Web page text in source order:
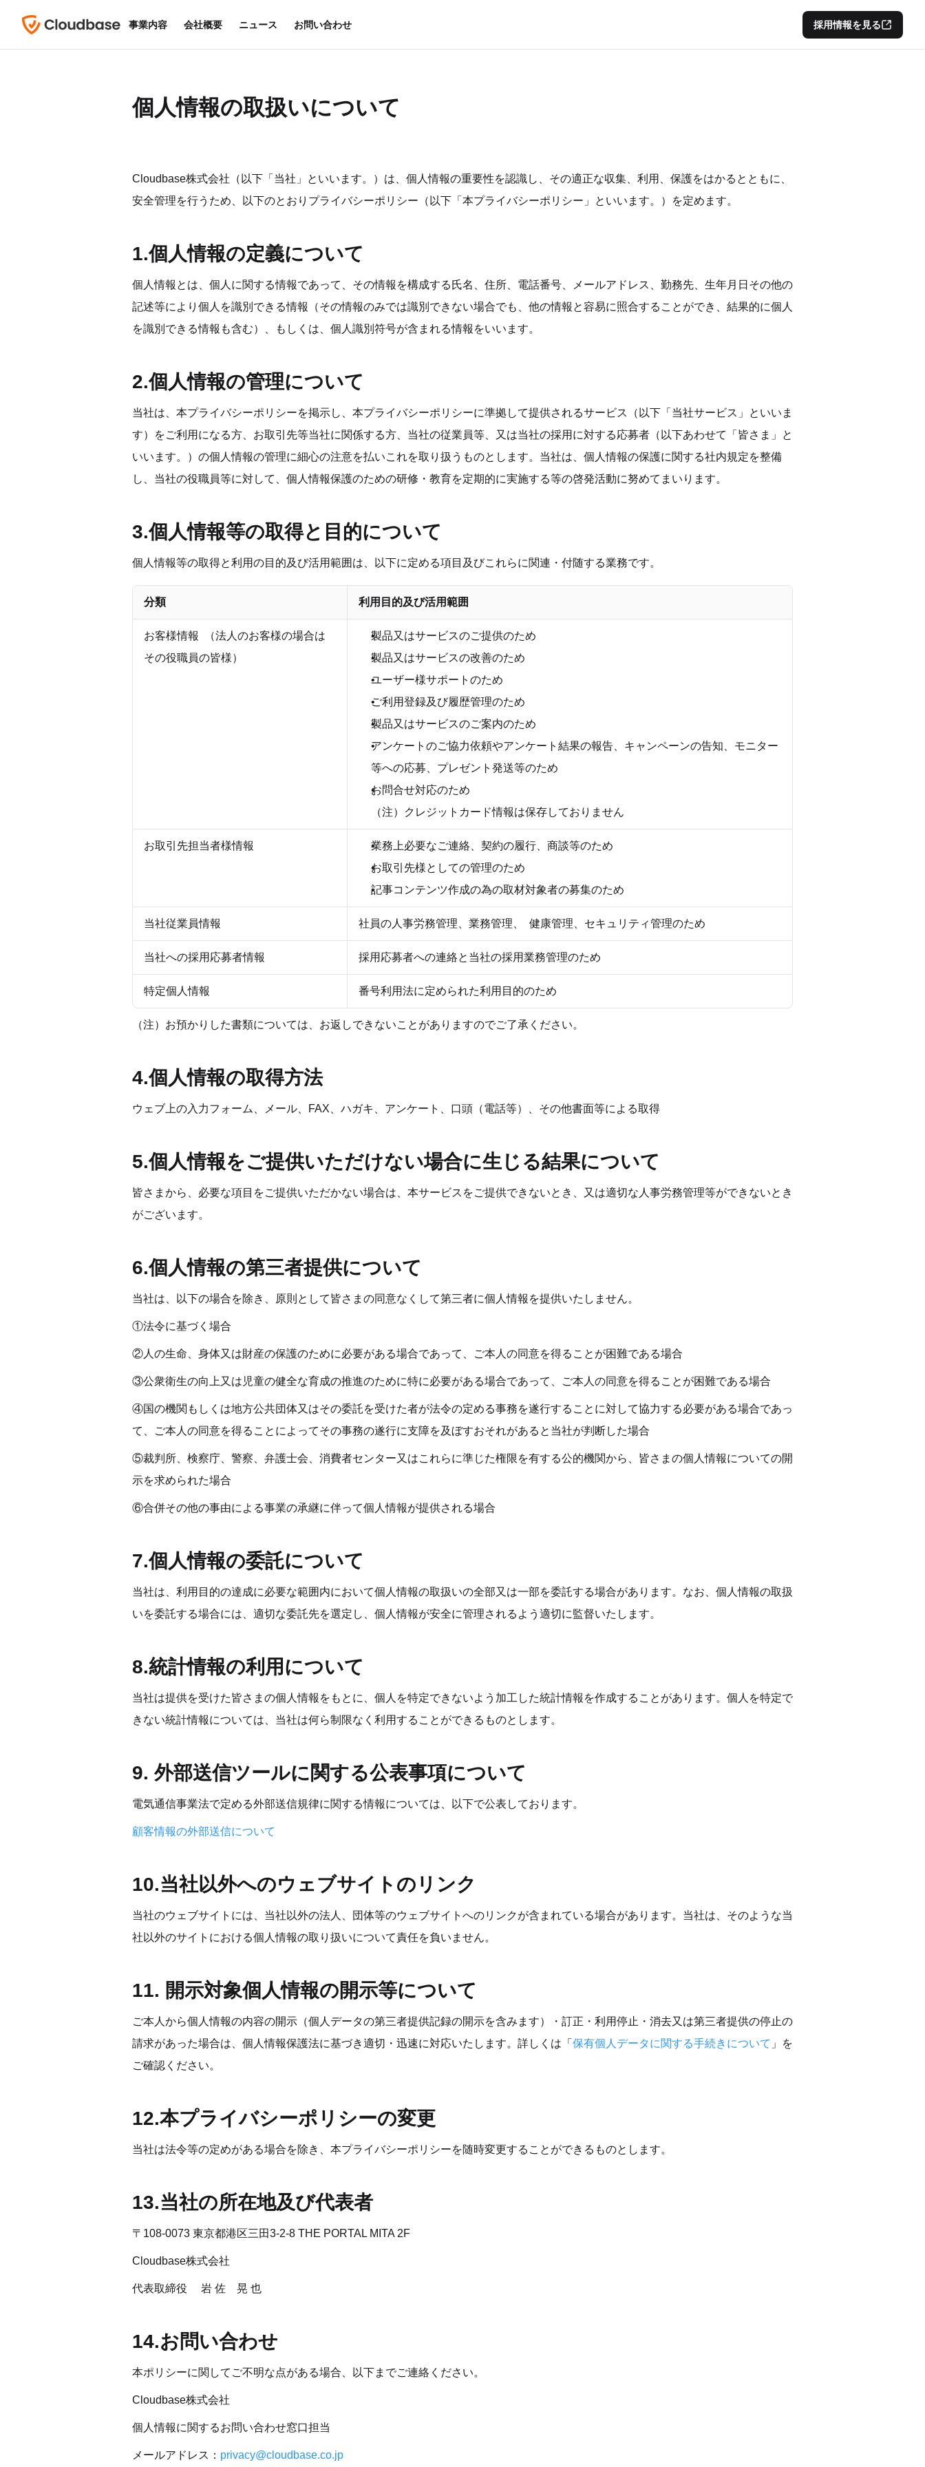
事業内容 会社概要 ニュース お問い合わせ 採用情報を見る
個人情報の取扱いについて
Cloudbase株式会社（以下「当社」といいます。）は、個人情報の重要性を認識し、その適正な収集、利用、保護をはかるとともに、
安全管理を行うため、以下のとおりプライバシーポリシー（以下「本プライバシーポリシー」といいます。）を定めます。
1.個人情報の定義について
個人情報とは、個人に関する情報であって、その情報を構成する氏名、住所、電話番号、メールアドレス、勤務先、生年月日その他の
記述等により個人を識別できる情報（その情報のみでは識別できない場合でも、他の情報と容易に照合することができ、結果的に個人
を識別できる情報も含む）、もしくは、個人識別符号が含まれる情報をいいます。
2.個人情報の管理について
当社は、本プライバシーポリシーを掲示し、本プライバシーポリシーに準拠して提供されるサービス（以下「当社サービス」といいま
す）をご利用になる方、お取引先等当社に関係する方、当社の従業員等、又は当社の採用に対する応募者（以下あわせて「皆さま」と
いいます。）の個人情報の管理に細心の注意を払いこれを取り扱うものとします。当社は、個人情報の保護に関する社内規定を整備
し、当社の役職員等に対して、個人情報保護のための研修・教育を定期的に実施する等の啓発活動に努めてまいります。
3.個人情報等の取得と目的について
個人情報等の取得と利用の目的及び活用範囲は、以下に定める項目及びこれらに関連・付随する業務です。
分類 利用目的及び活用範囲
お客様情報  （法人のお客様の場合は
その役職員の皆様）
製品又はサービスのご提供のため
製品又はサービスの改善のため
ユーザー様サポートのため
ご利用登録及び履歴管理のため
製品又はサービスのご案内のため
アンケートのご協力依頼やアンケート結果の報告、キャンペーンの告知、モニター
等への応募、プレゼント発送等のため
お問合せ対応のため
（注）クレジットカード情報は保存しておりません
お取引先担当者様情報
業務上必要なご連絡、契約の履行、商談等のため
お取引先様としての管理のため
記事コンテンツ作成の為の取材対象者の募集のため
当社従業員情報 社員の人事労務管理、業務管理、  健康管理、セキュリティ管理のため
当社への採用応募者情報 採用応募者への連絡と当社の採用業務管理のため
特定個人情報 番号利用法に定められた利用目的のため
（注）お預かりした書類については、お返しできないことがありますのでご了承ください。
4.個人情報の取得方法
ウェブ上の入力フォーム、メール、FAX、ハガキ、アンケート、口頭（電話等）、その他書面等による取得
5.個人情報をご提供いただけない場合に生じる結果について
皆さまから、必要な項目をご提供いただかない場合は、本サービスをご提供できないとき、又は適切な人事労務管理等ができないとき
がございます。
6.個人情報の第三者提供について
当社は、以下の場合を除き、原則として皆さまの同意なくして第三者に個人情報を提供いたしません。
①法令に基づく場合
②人の生命、身体又は財産の保護のために必要がある場合であって、ご本人の同意を得ることが困難である場合
③公衆衛生の向上又は児童の健全な育成の推進のために特に必要がある場合であって、ご本人の同意を得ることが困難である場合
④国の機関もしくは地方公共団体又はその委託を受けた者が法令の定める事務を遂行することに対して協力する必要がある場合であっ
て、ご本人の同意を得ることによってその事務の遂行に支障を及ぼすおそれがあると当社が判断した場合
⑤裁判所、検察庁、警察、弁護士会、消費者センター又はこれらに準じた権限を有する公的機関から、皆さまの個人情報についての開
示を求められた場合
⑥合併その他の事由による事業の承継に伴って個人情報が提供される場合
7.個人情報の委託について
当社は、利用目的の達成に必要な範囲内において個人情報の取扱いの全部又は一部を委託する場合があります。なお、個人情報の取扱
いを委託する場合には、適切な委託先を選定し、個人情報が安全に管理されるよう適切に監督いたします。
8.統計情報の利用について
当社は提供を受けた皆さまの個人情報をもとに、個人を特定できないよう加工した統計情報を作成することがあります。個人を特定で
きない統計情報については、当社は何ら制限なく利用することができるものとします。
9. 外部送信ツールに関する公表事項について
電気通信事業法で定める外部送信規律に関する情報については、以下で公表しております。
顧客情報の外部送信について
10.当社以外へのウェブサイトのリンク
当社のウェブサイトには、当社以外の法人、団体等のウェブサイトへのリンクが含まれている場合があります。当社は、そのような当
社以外のサイトにおける個人情報の取り扱いについて責任を負いません。
11. 開示対象個人情報の開示等について
ご本人から個人情報の内容の開示（個人データの第三者提供記録の開示を含みます）・訂正・利用停止・消去又は第三者提供の停止の
請求があった場合は、個人情報保護法に基づき適切・迅速に対応いたします。詳しくは「 保有個人データに関する手続きについて 」を
ご確認ください。
12.本プライバシーポリシーの変更
当社は法令等の定めがある場合を除き、本プライバシーポリシーを随時変更することができるものとします。
13.当社の所在地及び代表者
〒108-0073 東京都港区三田3-2-8 THE PORTAL MITA 2F
Cloudbase株式会社
代表取締役 　岩 佐　晃 也
14.お問い合わせ
本ポリシーに関してご不明な点がある場合、以下までご連絡ください。
Cloudbase株式会社
個人情報に関するお問い合わせ窓口担当
メールアドレス： privacy@cloudbase.co.jp